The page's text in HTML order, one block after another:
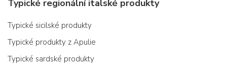
Typické regionální italské produkty
Typické sicilské produkty
Typické produkty z Apulie
Typické sardské produkty